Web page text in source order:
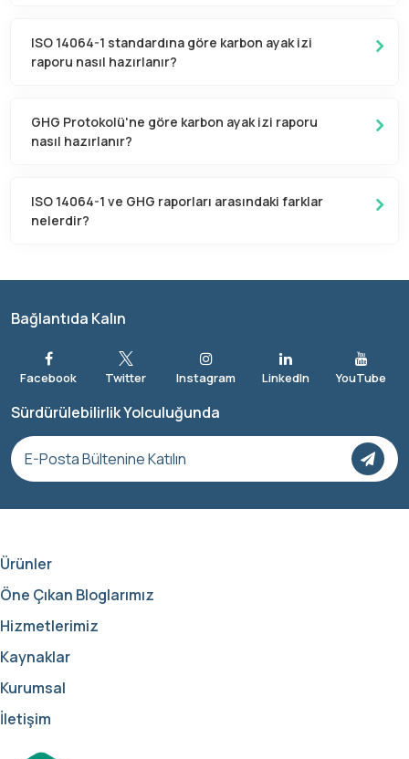
ISO 14064-1 standardına göre karbon ayak izi
raporu nasıl hazırlanır?
GHG Protokolü'ne göre karbon ayak izi raporu
nasıl hazırlanır?
ISO 14064-1 ve GHG raporları arasındaki farklar
nelerdir?
Bağlantıda Kalın
Sürdürülebilirlik Yolculuğunda
Ürünler
Öne Çıkan Bloglarımız
Hizmetlerimiz
Kaynaklar
Kurumsal
İletişim